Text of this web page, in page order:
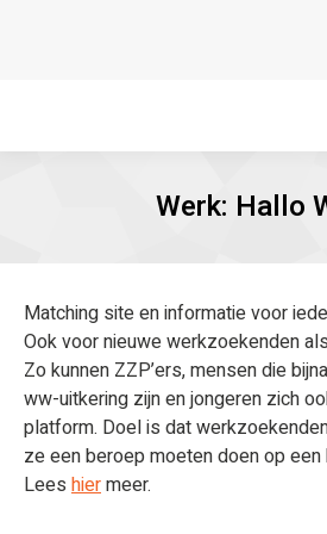
Werk: Hallo
Matching site en informatie voor
Ook voor nieuwe werkzoekenden
Zo kunnen ZZP’ers, mensen die
ww-uitkering zijn en jongeren zich
platform. Doel is dat
ze een beroep moeten doen op een
Lees hiermeer.